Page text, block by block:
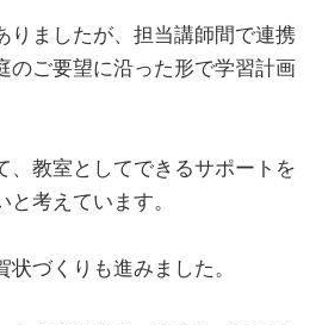
りましたが、担当講師間で連携
のご要望に沿った形で学習計画
、教室としてできるサポートを
考えています。
状づくりも進みました。